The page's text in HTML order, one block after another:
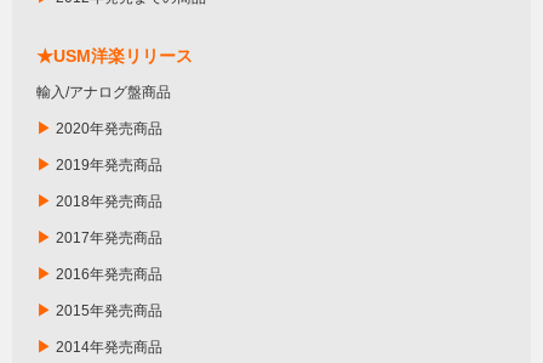
★USM洋楽リリース
輸入/アナログ盤商品
▶ 2020年発売商品
▶ 2019年発売商品
▶ 2018年発売商品
▶ 2017年発売商品
▶ 2016年発売商品
▶ 2015年発売商品
▶ 2014年発売商品